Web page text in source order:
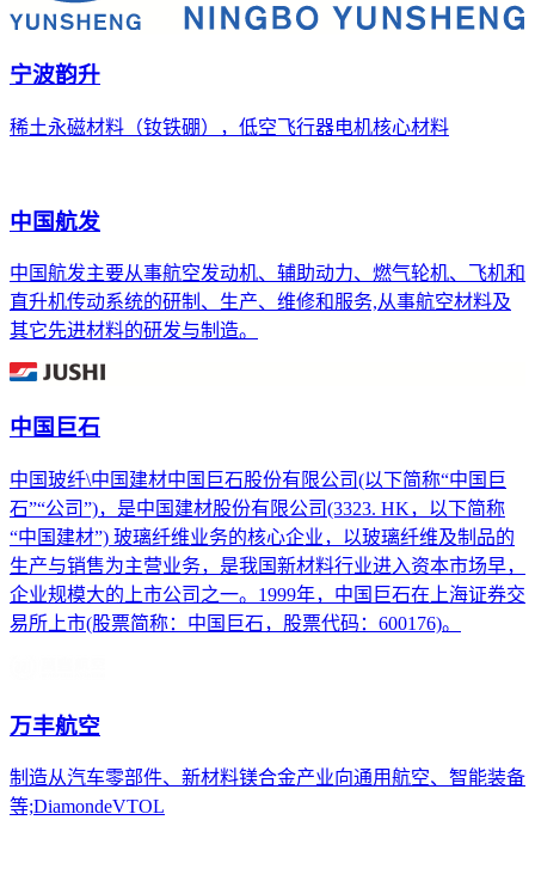
宁波韵升
稀土永磁材料（钕铁硼），低空飞行器电机核心材料
中国航发
中国航发主要从事航空发动机、辅助动力、燃气轮机、飞机和
直升机传动系统的研制、生产、维修和服务,从事航空材料及
其它先进材料的研发与制造。
中国巨石
中国玻纤\中国建材中国巨石股份有限公司(以下简称“中国巨
石”“公司”)，是中国建材股份有限公司(3323. HK，以下简称
“中国建材”) 玻璃纤维业务的核心企业，以玻璃纤维及制品的
生产与销售为主营业务，是我国新材料行业进入资本市场早，
企业规模大的上市公司之一。1999年，中国巨石在上海证券交
易所上市(股票简称：中国巨石，股票代码：600176)。
万丰航空
制造从汽车零部件、新材料镁合金产业向通用航空、智能装备
等;DiamondeVTOL